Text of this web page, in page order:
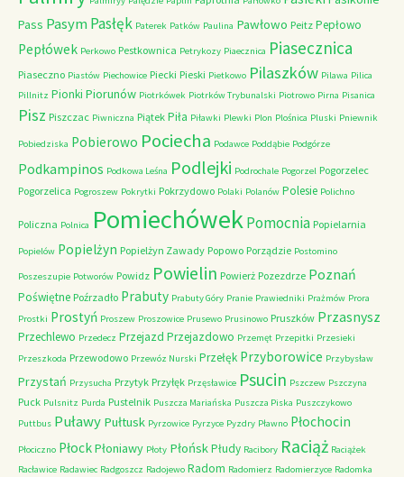
Pass PasymPasłęk Paterek Patków Paulina Pawłowo Peitz Pepłowo
Pepłówek Perkowo Pestkownica Petrykozy Piaecznica Piasecznica
Piaseczno Piastów Piechowice Piecki Pieski Pietkowo Pilaszków Pilawa Pilica
Pillnitz Pionki Piorunów Piotrkówek Piotrków Trybunalski Piotrowo Pirna Pisanica
Pisz Piszczac Piwniczna Piątek Piła Piławki Plewki Plon Plośnica Pluski Pniewnik
Pobiedziska Pobierowo Pociecha Podawce Poddąbie Podgórze
Podkampinos Podkowa Leśna Podlejki Podrochale Pogorzel Pogorzelec
Pogorzelica Pogroszew Pokrytki Pokrzydowo Polaki Polanów Polesie Polichno
Policzna Polnica PomiechówekPomocnia Popielarnia
Popielów Popielżyn Popielżyn Zawady Popowo Porządzie Postomino
Poszeszupie Potworów Powidz Powielin Powierż Pozezdrze Poznań
Poświętne Poźrzadło Prabuty Prabuty Góry Pranie Prawiedniki Prażmów Prora
Prostki Prostyń Proszew Proszowice Prusewo Prusinowo Pruszków Przasnysz
Przechlewo Przedecz Przejazd Przejazdowo Przemęt Przepitki Przesieki
Przeszkoda Przewodowo Przewóz Nurski Przełęk Przyborowice Przybysław
Przystań Przysucha Przytyk Przyłęk Przęsławice Psucin Pszczew Pszczyna
Puck Pulsnitz Purda Pustelnik Puszcza Mariańska Puszcza Piska Puszczykowo
Puttbus Puławy Pułtusk Pyrzowice Pyrzyce Pyzdry Pławno Płochocin
Płociczno PłockPłoniawy Płoty PłońskPłudy Racibory Raciąż Raciążek
Racławice Radawiec Radgoszcz Radojewo Radom Radomierz Radomierzyce Radomka